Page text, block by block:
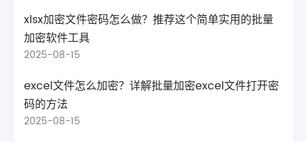
xlsx加密文件密码怎么做？推荐这个简单实用的批量
加密软件工具
2025-08-15
excel文件怎么加密？详解批量加密excel文件打开密
码的方法
2025-08-15